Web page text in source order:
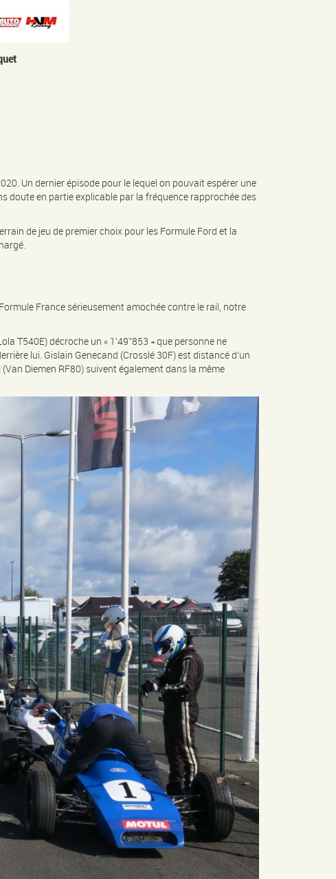
Un dernier épisode pour le lequel on pouvait espérer une
doute en partie explicable par la fréquence rapprochée des
de jeu de premier choix pour les Formule Ford et la
France sérieusement amochée contre le rail, notre
T540E) décroche un « 1’49’’853 » que personne ne
lui. Gislain Genecand (Crosslé 30F) est distancé d’un
Diemen RF80) suivent également dans la même